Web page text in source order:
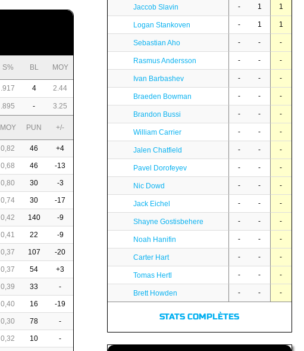
S% BL MOY
.917 4 2.44
.895 - 3.25
MOY PUN +/-
0,82 46 +4
0,68 46 -13
0,80 30 -3
0,74 30 -17
0,42 140 -9
0,41 22 -9
0,37 107 -20
0,37 54 +3
0,39 33 -
0,40 16 -19
0,30 78 -
0,32 10 -
Jaccob Slavin - 1 1
Logan Stankoven - 1 1
Sebastian Aho - - -
Rasmus Andersson - - -
Ivan Barbashev - - -
Braeden Bowman - - -
Brandon Bussi - - -
William Carrier - - -
Jalen Chatfield - - -
Pavel Dorofeyev - - -
Nic Dowd - - -
Jack Eichel - - -
Shayne Gostisbehere - - -
Noah Hanifin - - -
Carter Hart - - -
Tomas Hertl - - -
Brett Howden - - -
STATS COMPLÈTES